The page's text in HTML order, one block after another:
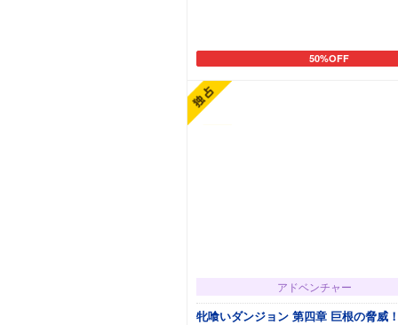
50%OFF
カートに追加
アドベンチャー
牝喰いダンジョン 第四章 巨根の脅威